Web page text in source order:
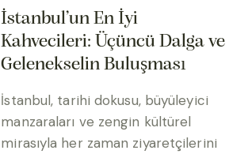
İstanbul’un En İyi
Kahvecileri: Üçüncü Dalga ve
Gelenekselin Buluşması
İstanbul, tarihi dokusu, büyüleyici
manzaraları ve zengin kültürel
mirasıyla her zaman ziyaretçilerini